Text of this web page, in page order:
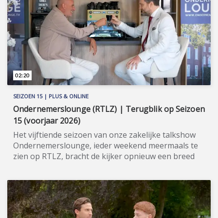
Berkhout, de directeur van Max Crowdfund, op
regelmatige basis te gast in Ondernemerslounge.
Meer informatie: www.maxcrowdfund.nl
(https://www.maxcrowdfund.nl).
SEIZOEN 15 | PLUS & ONLINE
Ondernemerslounge (RTLZ) | Terugblik op Seizoen
15 (voorjaar 2026)
Het vijftiende seizoen van onze zakelijke talkshow
Ondernemerslounge, ieder weekend meermaals te
zien op RTLZ, bracht de kijker opnieuw een breed
gebied van ondernemerschap, investeren en
genieten van het leven. Onze studio in het koetshuis
van Kasteel Hoekelum werd hierbij zoals altijd
ingericht met het statige meubilair van Jan Frantzen.
02:20